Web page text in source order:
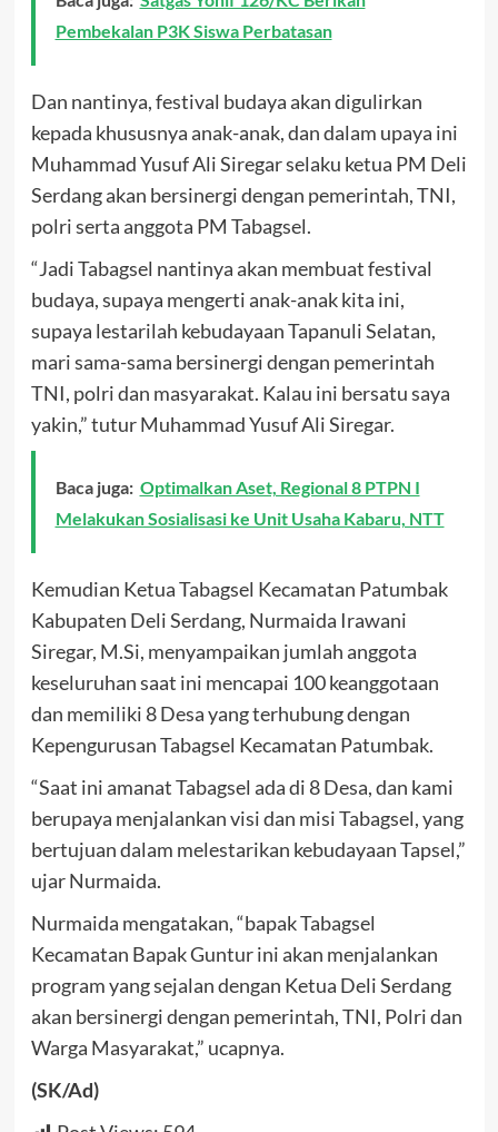
Pembekalan P3K Siswa Perbatasan
Dan nantinya, festival budaya akan digulirkan
kepada khususnya anak-anak, dan dalam upaya ini
Muhammad Yusuf Ali Siregar selaku ketua PM Deli
Serdang akan bersinergi dengan pemerintah, TNI,
polri serta anggota PM Tabagsel.
“Jadi Tabagsel nantinya akan membuat festival
budaya, supaya mengerti anak-anak kita ini,
supaya lestarilah kebudayaan Tapanuli Selatan,
mari sama-sama bersinergi dengan pemerintah
TNI, polri dan masyarakat. Kalau ini bersatu saya
yakin,” tutur Muhammad Yusuf Ali Siregar.
Baca juga: Optimalkan Aset, Regional 8 PTPN I
Melakukan Sosialisasi ke Unit Usaha Kabaru, NTT
Kemudian Ketua Tabagsel Kecamatan Patumbak
Kabupaten Deli Serdang, Nurmaida Irawani
Siregar, M.Si, menyampaikan jumlah anggota
keseluruhan saat ini mencapai 100 keanggotaan
dan memiliki 8 Desa yang terhubung dengan
Kepengurusan Tabagsel Kecamatan Patumbak.
“Saat ini amanat Tabagsel ada di 8 Desa, dan kami
berupaya menjalankan visi dan misi Tabagsel, yang
bertujuan dalam melestarikan kebudayaan Tapsel,”
ujar Nurmaida.
Nurmaida mengatakan, “bapak Tabagsel
Kecamatan Bapak Guntur ini akan menjalankan
program yang sejalan dengan Ketua Deli Serdang
akan bersinergi dengan pemerintah, TNI, Polri dan
Warga Masyarakat,” ucapnya.
(SK/Ad)